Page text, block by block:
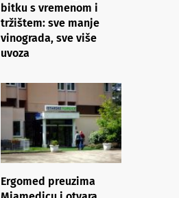
bitku s vremenom i
tržištem: sve manje
vinograda, sve više
uvoza
Ergomed preuzima